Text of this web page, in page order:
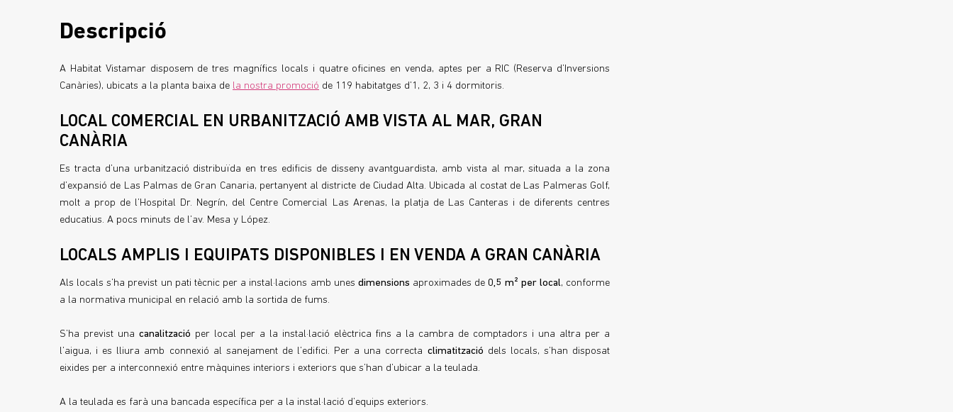
Descripció
A Habitat Vistamar disposem de tres magnífics locals i quatre oficines en venda, aptes per a RIC (Reserva d’Inversions
Canàries), ubicats a la planta baixa de la nostra promoció de 119 habitatges d’1, 2, 3 i 4 dormitoris.
LOCAL COMERCIAL EN URBANITZACIÓ AMB VISTA AL MAR, GRAN
CANÀRIA
Es tracta d’una urbanització distribuïda en tres edificis de disseny avantguardista, amb vista al mar, situada a la zona
d’expansió de Las Palmas de Gran Canaria, pertanyent al districte de Ciudad Alta. Ubicada al costat de Las Palmeras Golf,
molt a prop de l’Hospital Dr. Negrín, del Centre Comercial Las Arenas, la platja de Las Canteras i de diferents centres
educatius. A pocs minuts de l’av. Mesa y López.
LOCALS AMPLIS I EQUIPATS DISPONIBLES I EN VENDA A GRAN CANÀRIA
Als locals s’ha previst un pati tècnic per a instal·lacions amb unes dimensions aproximades de0,5 m² per local, conforme
a la normativa municipal en relació amb la sortida de fums.
S’ha previst una canalització per local per a la instal·lació elèctrica fins a la cambra de comptadors i una altra per a
l’aigua, i es lliura amb connexió al sanejament de l’edifici. Per a una correcta climatització dels locals, s’han disposat
eixides per a interconnexió entre màquines interiors i exteriors que s’han d’ubicar a la teulada.
A la teulada es farà una bancada específica per a la instal·lació d’equips exteriors.